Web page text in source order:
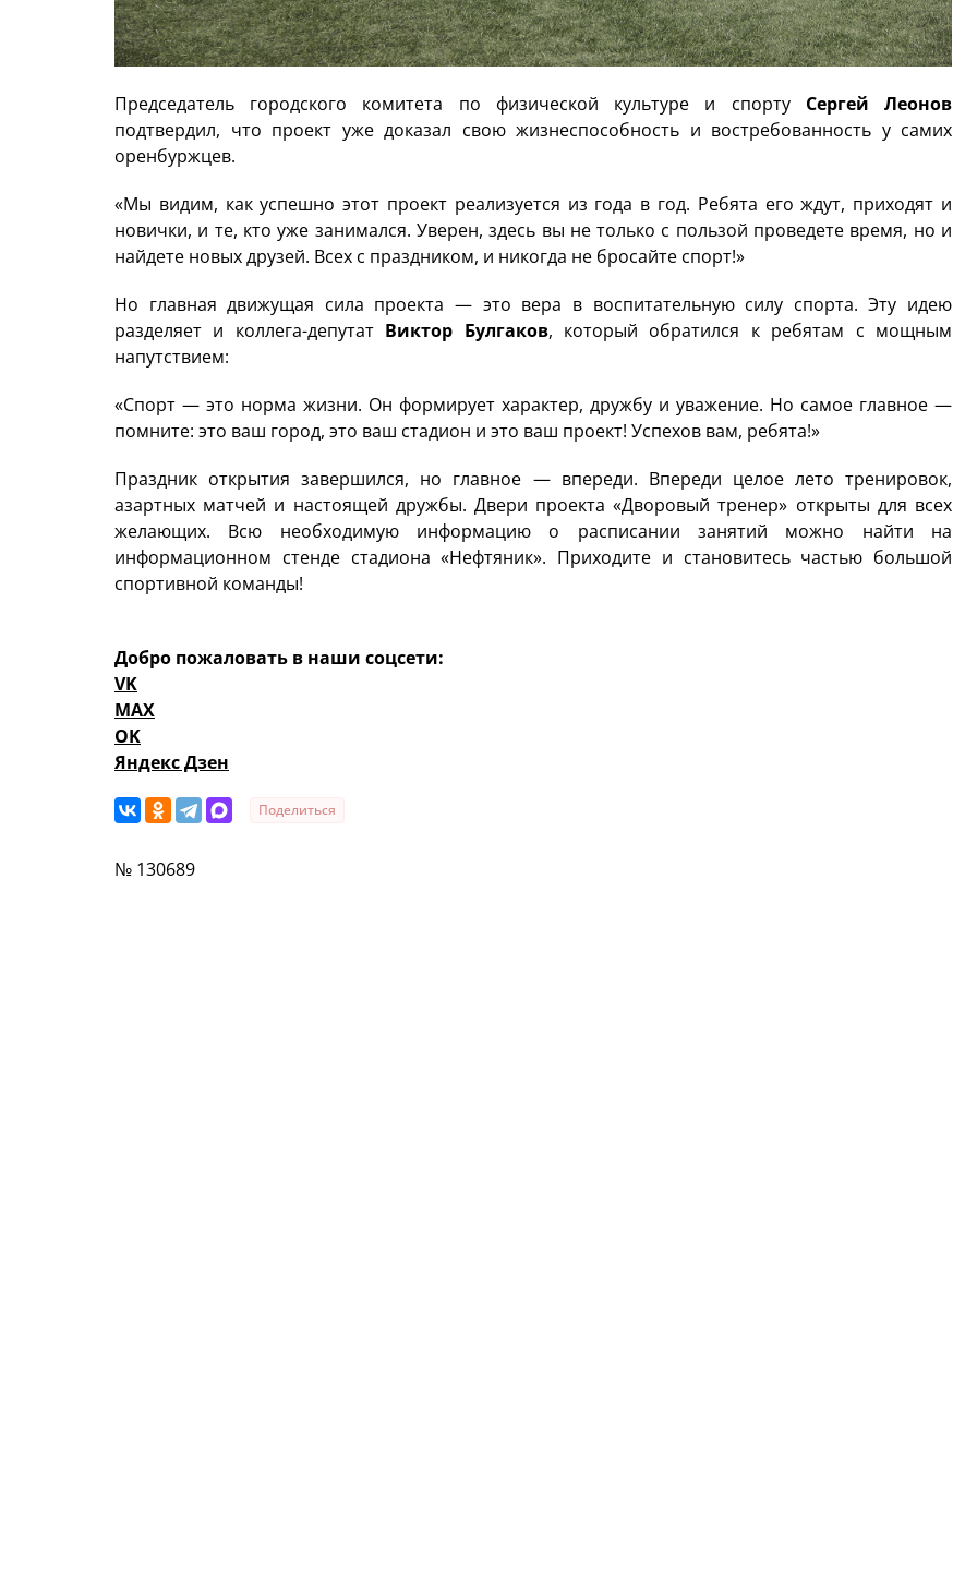
Председатель городского комитета по физической культуре и спорту Сергей Леонов
подтвердил, что проект уже доказал свою жизнеспособность и востребованность у самих
оренбуржцев.
«Мы видим, как успешно этот проект реализуется из года в год. Ребята его ждут, приходят и
новички, и те, кто уже занимался. Уверен, здесь вы не только с пользой проведете время, но и
найдете новых друзей. Всех с праздником, и никогда не бросайте спорт!»
Но главная движущая сила проекта — это вера в воспитательную силу спорта. Эту идею
разделяет и коллега-депутат Виктор Булгаков, который обратился к ребятам с мощным
напутствием:
«Спорт — это норма жизни. Он формирует характер, дружбу и уважение. Но самое главное —
помните: это ваш город, это ваш стадион и это ваш проект! Успехов вам, ребята!»
Праздник открытия завершился, но главное — впереди. Впереди целое лето тренировок,
азартных матчей и настоящей дружбы. Двери проекта «Дворовый тренер» открыты для всех
желающих. Всю необходимую информацию о расписании занятий можно найти на
информационном стенде стадиона «Нефтяник». Приходите и становитесь частью большой
спортивной команды!
Добро пожаловать в наши соцсети:
VK
MAX
OK
Яндекс Дзен
Поделиться
№ 130689